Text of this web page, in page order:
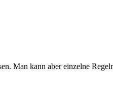
Man kann aber einzelne